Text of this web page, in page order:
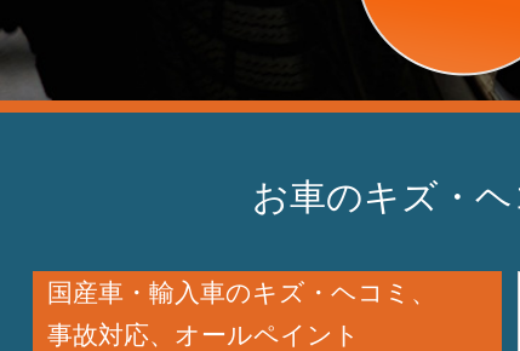
お車のキズ・
国産車・輸入車のキズ・ヘコミ、
事故対応、オールペイント